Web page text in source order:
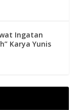
Ingatan
Karya Yunis